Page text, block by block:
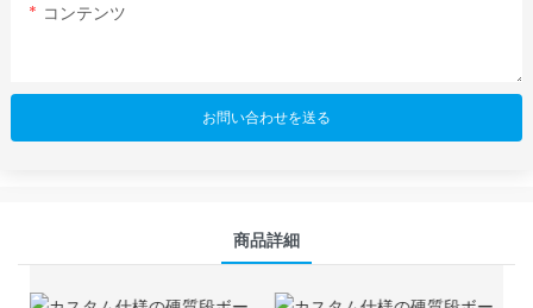
コンテンツ
お問い合わせを送る
商品詳細